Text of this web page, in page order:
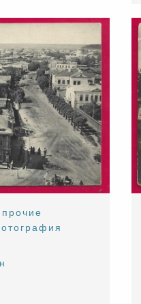
прочие